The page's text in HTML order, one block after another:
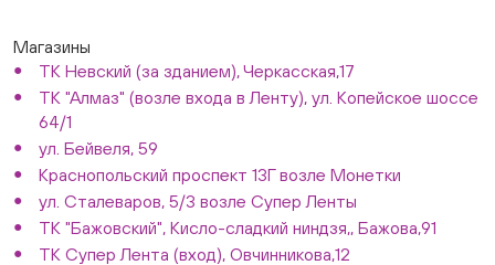
Магазины
ТК Невский (за зданием), Черкасская,17
ТК "Алмаз" (возле входа в Ленту), ул. Копейское шоссе
64/1
ул. Бейвеля, 59
Краснопольский проспект 13Г возле Монетки
ул. Сталеваров, 5/3 возле Супер Ленты
ТК "Бажовский", Кисло-сладкий ниндзя,, Бажова,91
ТК Супер Лента (вход), Овчинникова,12